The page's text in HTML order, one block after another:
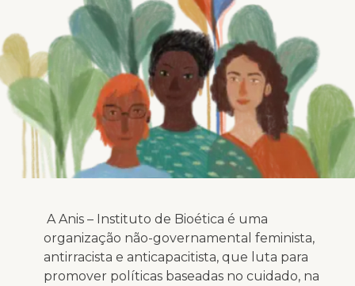
A Anis – Instituto de Bioética é uma
organização não-governamental feminista,
antirracista e anticapacitista, que luta para
promover políticas baseadas no cuidado, na